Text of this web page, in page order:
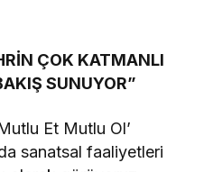
ÇOK KATMANLI
SUNUYOR”
Et Mutlu Ol’
sanatsal faaliyetleri